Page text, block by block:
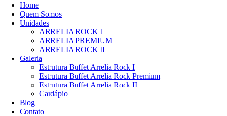
Home
Quem Somos
Unidades
ARRELIA ROCK I
ARRELIA PREMIUM
ARRELIA ROCK II
Galeria
Estrutura Buffet Arrelia Rock I
Estrutura Buffet Arrelia Rock Premium
Estrutura Buffet Arrelia Rock II
Cardápio
Blog
Contato